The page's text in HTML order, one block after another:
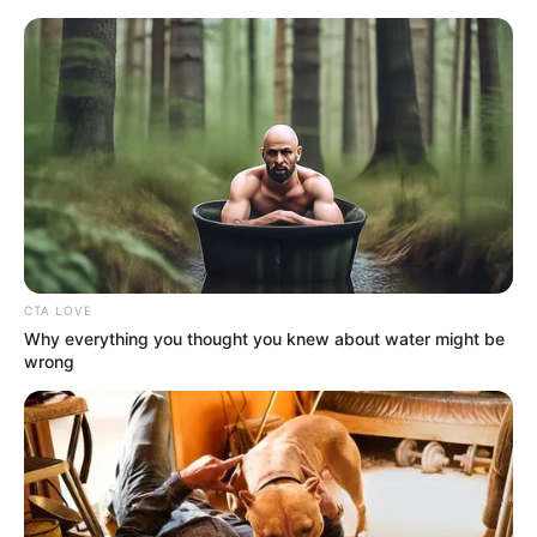
HOME
CTA LOVE
Why everything you thought you knew about water might be
wrong